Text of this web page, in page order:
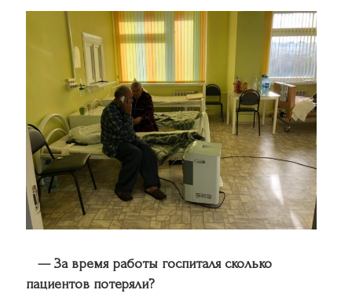
— За время работы госпиталя сколько
пациентов потеряли?